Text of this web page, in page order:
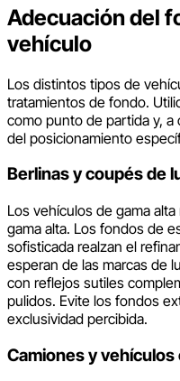
Adecuación del
vehículo
Los distintos tipos de
tratamientos de fondo.
como punto de partida y,
del posicionamiento
Berlinas y coupés de
Los vehículos de gama
gama alta. Los fondos de
sofisticada realzan el
esperan de las marcas de
con reflejos sutiles
pulidos. Evite los fondos
exclusividad percibida.
Camiones y